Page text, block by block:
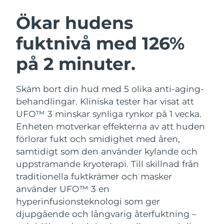
Ökar hudens
fuktnivå med 126%
på 2 minuter.
Skäm bort din hud med 5 olika anti-aging-
behandlingar. Kliniska tester har visat att
UFO™ 3 minskar synliga rynkor på 1 vecka.
Enheten motverkar effekterna av att huden
förlorar fukt och smidighet med åren,
samtidigt som den använder kylande och
uppstramande kryoterapi. Till skillnad från
traditionella fuktkrämer och masker
använder UFO™ 3 en
hyperinfusionsteknologi som ger
djupgående och långvarig återfuktning –
Ansiktsrengöring
Anti-aging massage
LUNA™ 4 Plus
Massage, LED heating
LUNA™ 4 Men
For men, anti-aging massage
Ansiktslyft
Microcurrent toning
BEAR™ 2 go
Microcurrent toning on-the-go
BEAR™ 2 eyes & lips
Microcurrent line smoothing device
Återfuktning
UFO™ 3-paket
Deep facial hydration
UFO™ 3 LED
Near-infrared and red light therapy
device
Munvård
issa™ 4
Hybrid silicone sonic toothbrush
issa™ 4 plus
Smart hybrid silicone sonic toothbrush
FAQ™ ANTI-AGING-BEHANDLING
Anti-aging LED-behandlingar
NEW
Australien Förväntad leverans
Österrike
Förväntad leverans
09/08/2026
Bahrain Förväntad leverans
Belgien
Förväntad leverans
09/08/2026
Bermuda Förväntad leverans15/08/2026
Bosnien och
Hercegovina
Förväntad leverans12/08/2026
Brunei
Bulgarien
Förväntad leverans
09/08/2026